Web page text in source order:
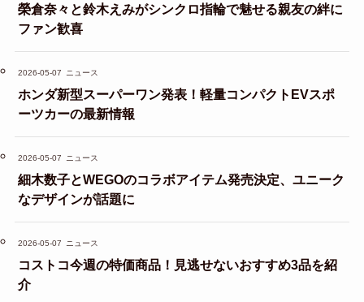
榮倉奈々と鈴木えみがシンクロ指輪で魅せる親友の絆に
ファン歓喜
2026-05-07 ニュース
ホンダ新型スーパーワン発表！軽量コンパクトEVスポ
ーツカーの最新情報
2026-05-07 ニュース
細木数子とWEGOのコラボアイテム発売決定、ユニーク
なデザインが話題に
2026-05-07 ニュース
コストコ今週の特価商品！見逃せないおすすめ3品を紹
介